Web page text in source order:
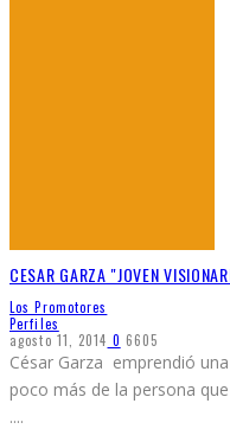
CESAR GARZA "JOVEN
Los Promotores
Perfiles
agosto 11, 2014 0 6605
César Garza emprendió
poco más de la persona
....